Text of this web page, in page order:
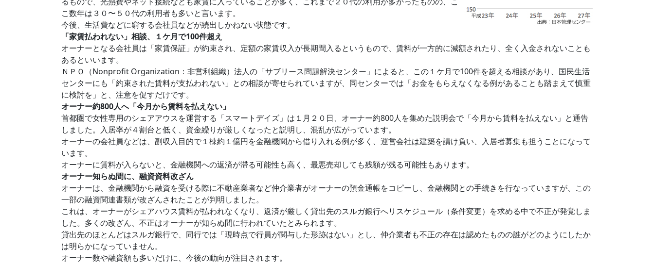
こ数年は３０〜５０代の利用者も多いと言います。
今後、生活費などに窮する会社員などが続出しかねない状態です。
「家賃払われない」相談、１ケ月で100件超え
オーナーとなる会社員は「家賃保証」が約束され、定額の家賃収入が長期間入るというもので、賃料が一方的に減額されたり、全く入金されないことも
あるといいます。
ＮＰＯ（Nonprofit Organization：非営利組織）法人の「サブリース問題解決センター」によると、この１ケ月で100件を超える相談があり、国民生活
センターにも「約束された賃料が支払われない」との相談が寄せられていますが、同センターでは「お金をもらえなくなる例があることも踏まえて慎重
に検討を」と、注意を促すだけです。
オーナー約800人へ「今月から賃料を払えない」
首都圏で女性専用のシェアアウスを運営する「スマートデイズ」は１月２０日、オーナー約800人を集めた説明会で「今月から賃料を払えない」と通告
しました。入居率が４割台と低く、資金繰りが厳しくなったと説明し、混乱が広がっています。
オーナーの会社員などは、副収入目的で１棟約１億円を金融機関から借り入れる例が多く、運営会社は建築を請け負い、入居者募集も担うことになって
います。
オーナーに賃料が入らないと、金融機関への返済が滞る可能性も高く、最悪売却しても残額が残る可能性もあります。
オーナー知らぬ間に、融資資料改ざん
オーナーは、金融機関から融資を受ける際に不動産業者など仲介業者がオーナーの預金通帳をコピーし、金融機関との手続きを行なっていますが、この
一部の融資関連書類が改ざんされたことが判明しました。
これは、オーナーがシェアハウス賃料が払われなくなり、返済が厳しく貸出先のスルガ銀行へリスケジュール（条件変更）を求める中で不正が発覚しま
した。多くの改ざん、不正はオーナーが知らぬ間に行われていたとみられます。
貸出先のほとんどはスルガ銀行で、同行では「現時点で行員が関与した形跡はない」とし、仲介業者も不正の存在は認めたものの誰がどのようにしたか
は明らかになっていません。
オーナー数や融資額も多いだけに、今後の動向が注目されます。